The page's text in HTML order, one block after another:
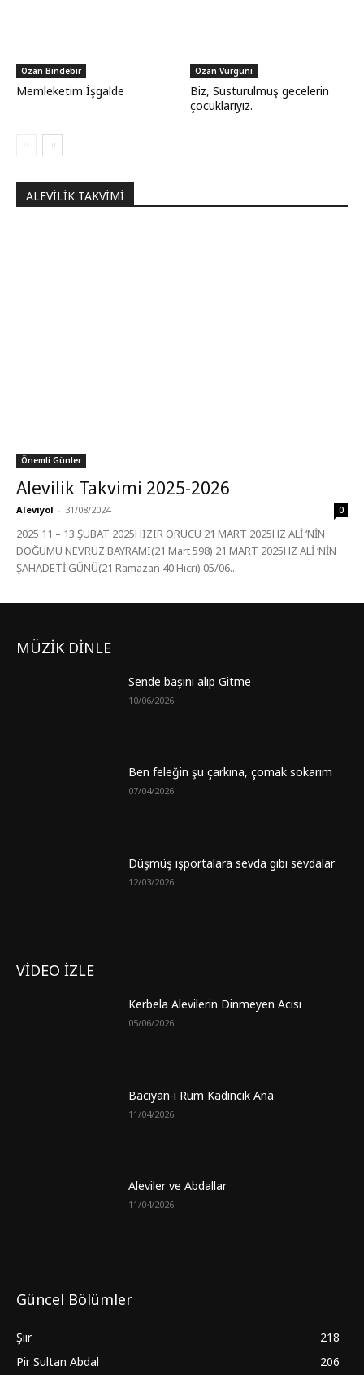
Ozan Bindebir
Memleketim İşgalde
Ozan Vurguni
Biz, Susturulmuş gecelerin
çocuklarıyız.
ALEVILIK TAKVIMI
Önemli Günler
Alevilik Takvimi 2025-2026
Aleviyol - 31/08/2024 0
2025 11 – 13 ŞUBAT 2025HIZIR ORUCU 21 MART 2025HZ ALİ ‘NİN
DOĞUMU NEVRUZ BAYRAMI(21 Mart 598) 21 MART 2025HZ ALİ ‘NİN
ŞAHADETİ GÜNÜ(21 Ramazan 40 Hicri) 05/06...
MÜZİK DİNLE
Sende başını alıp Gitme
10/06/2026
Ben feleğin şu çarkına, çomak sokarım
07/04/2026
Düşmüş işportalara sevda gibi sevdalar
12/03/2026
VİDEO İZLE
Kerbela Alevilerin Dinmeyen Acısı
05/06/2026
Bacıyan-ı Rum Kadıncık Ana
11/04/2026
Aleviler ve Abdallar
11/04/2026
Güncel Bölümler
Şiir
218
Pir Sultan Abdal
206